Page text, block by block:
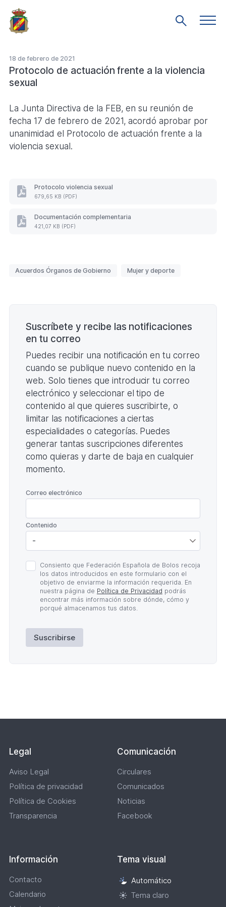
Saltar
al
contenido
Mostrar
18 de febrero de 2021
Protocolo de actuación frente a la violencia
sexual
La Junta Directiva de la FEB, en su reunión de
fecha 17 de febrero de 2021, acordó aprobar por
unanimidad el Protocolo de actuación frente a la
violencia sexual.
Protocolo violencia sexual
679,65 KB (PDF)
Protocolo
(Formato
PDF.
Documentación complementaria
421,07 KB (PDF)
Documentación
KB)
Acuerdos Órganos de Gobierno Mujer y deporte
Suscríbete y recibe las notificaciones
en tu correo
Puedes recibir una notificación en tu correo
cuando se publique nuevo contenido en la
web. Solo tienes que introducir tu correo
electrónico y seleccionar el tipo de
contenido al que quieres suscribirte, o
limitar las notificaciones a ciertas
especialidades o categorías. Puedes
generar tantas suscripciones diferentes
como quieras y darte de baja en cualquier
momento.
Correo electrónico
Contenido
Política
de
Privacidad
Consiento que Federación Española de Bolos recoja
los datos introducidos en este formulario con el
objetivo de enviarme la información requerida. En
nuestra página de Política de Privacidad podrás
encontrar más información sobre dónde, cómo y
porqué almacenamos tus datos.
Suscribirse
Legal
Aviso Legal
Política de privacidad
Política de Cookies
Transparencia
Comunicación
Circulares
Comunicados
Noticias
Facebook
Información
Contacto
Calendario
Tema visual
Selección
de
Automático
Tema claro